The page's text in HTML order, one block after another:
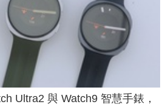
Ultra2 與 Watch9 智慧手錶，